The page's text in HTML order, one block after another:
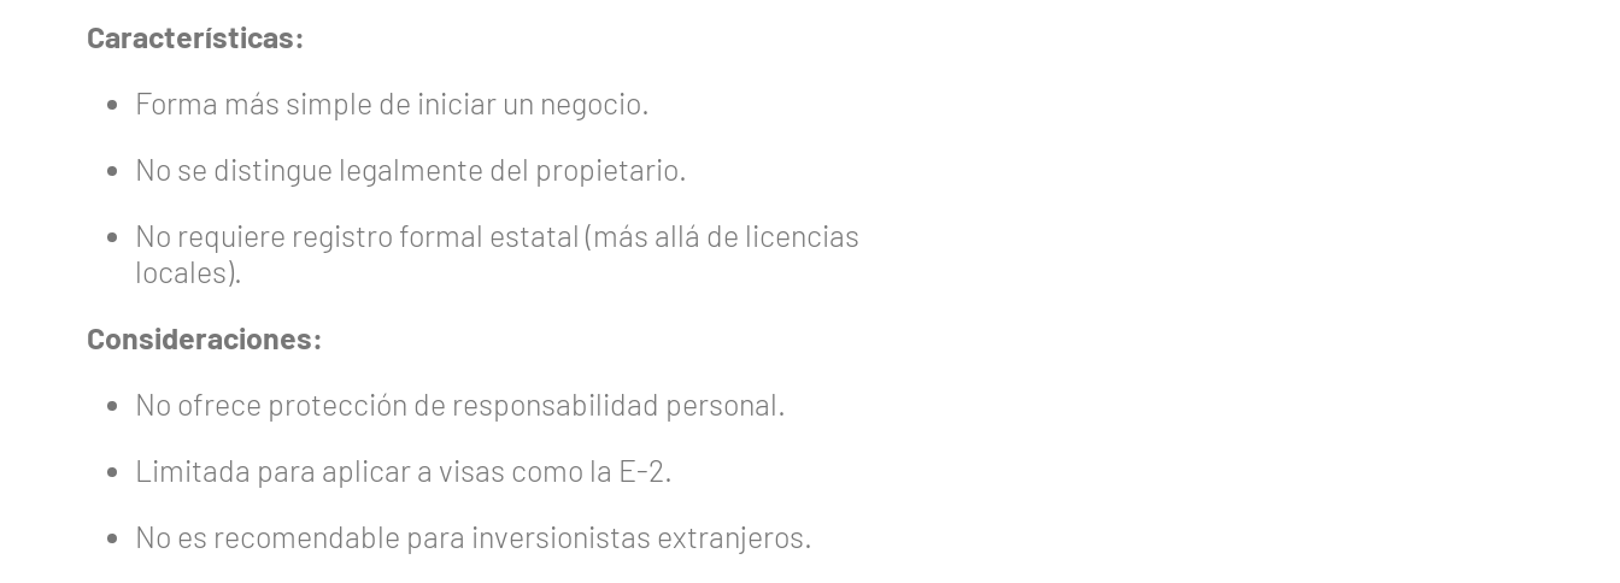
Características:
Forma más simple de iniciar un negocio.
No se distingue legalmente del propietario.
No requiere registro formal estatal (más allá de licencias
locales).
Consideraciones:
No ofrece protección de responsabilidad personal.
Limitada para aplicar a visas como la E-2.
No es recomendable para inversionistas extranjeros.